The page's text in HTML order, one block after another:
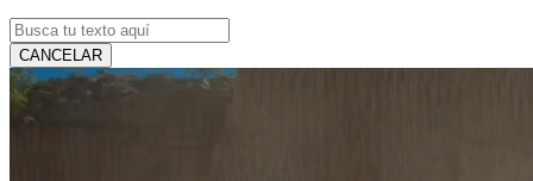
CANCELAR